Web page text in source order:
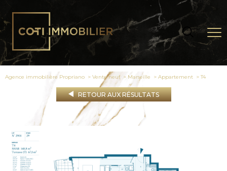
Agence immobilière Propriano Vente neuf Marseille Appartement t4
RETOUR AUX RÉSULTATS